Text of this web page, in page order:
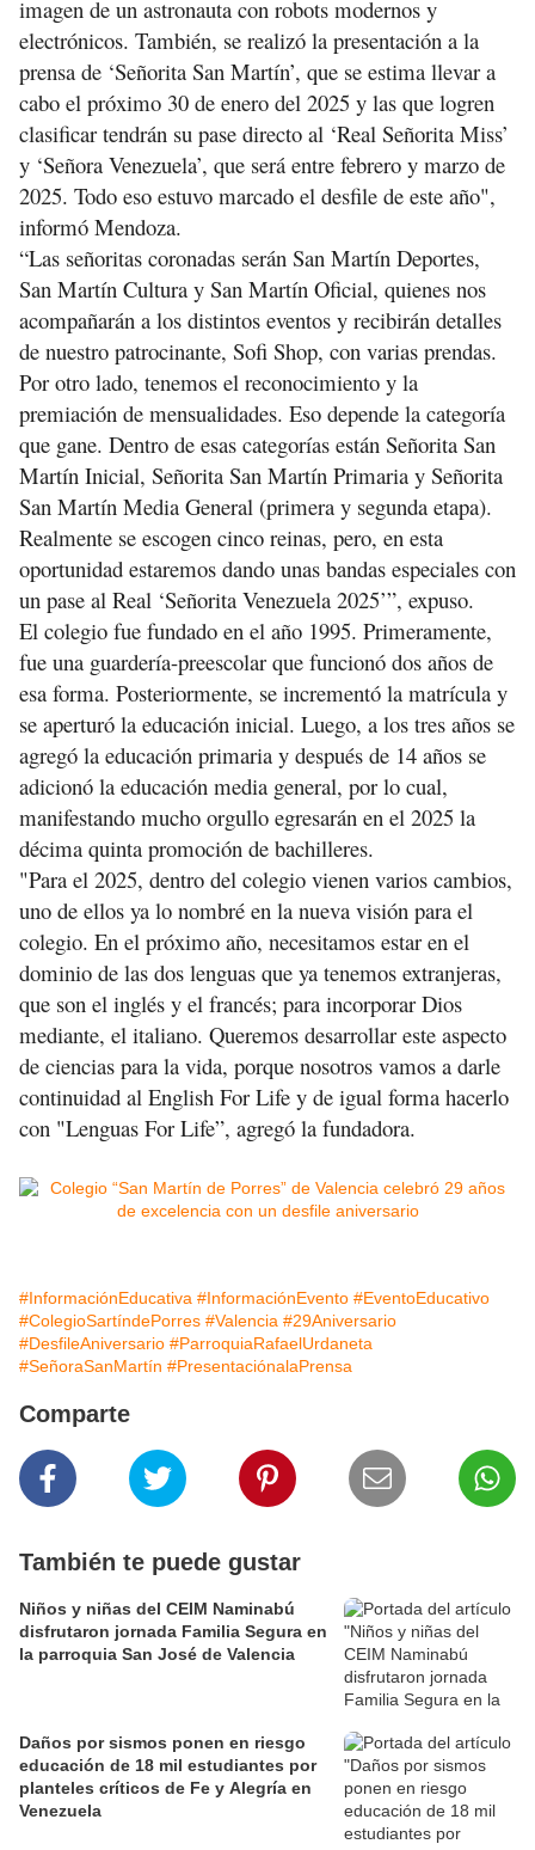
imagen de un astronauta con robots modernos y
electrónicos. También, se realizó la presentación a la
prensa de ‘Señorita San Martín’, que se estima llevar a
cabo el próximo 30 de enero del 2025 y las que logren
clasificar tendrán su pase directo al ‘Real Señorita Miss’
y ‘Señora Venezuela’, que será entre febrero y marzo de
2025. Todo eso estuvo marcado el desfile de este año",
informó Mendoza.
“Las señoritas coronadas serán San Martín Deportes,
San Martín Cultura y San Martín Oficial, quienes nos
acompañarán a los distintos eventos y recibirán detalles
de nuestro patrocinante, Sofi Shop, con varias prendas.
Por otro lado, tenemos el reconocimiento y la
premiación de mensualidades. Eso depende la categoría
que gane. Dentro de esas categorías están Señorita San
Martín Inicial, Señorita San Martín Primaria y Señorita
San Martín Media General (primera y segunda etapa).
Realmente se escogen cinco reinas, pero, en esta
oportunidad estaremos dando unas bandas especiales con
un pase al Real ‘Señorita Venezuela 2025’”, expuso.
El colegio fue fundado en el año 1995. Primeramente,
fue una guardería-preescolar que funcionó dos años de
esa forma. Posteriormente, se incrementó la matrícula y
se aperturó la educación inicial. Luego, a los tres años se
agregó la educación primaria y después de 14 años se
adicionó la educación media general, por lo cual,
manifestando mucho orgullo egresarán en el 2025 la
décima quinta promoción de bachilleres.
"Para el 2025, dentro del colegio vienen varios cambios,
uno de ellos ya lo nombré en la nueva visión para el
colegio. En el próximo año, necesitamos estar en el
dominio de las dos lenguas que ya tenemos extranjeras,
que son el inglés y el francés; para incorporar Dios
mediante, el italiano. Queremos desarrollar este aspecto
de ciencias para la vida, porque nosotros vamos a darle
continuidad al English For Life y de igual forma hacerlo
con "Lenguas For Life”, agregó la fundadora.
#InformaciónEducativa #InformaciónEvento #EventoEducativo
#ColegioSartíndePorres #Valencia #29Aniversario
#DesfileAniversario #ParroquiaRafaelUrdaneta
#SeñoraSanMartín #PresentaciónalaPrensa
Comparte
También te puede gustar
Niños y niñas del CEIM Naminabú
disfrutaron jornada Familia Segura en
la parroquia San José de Valencia
Daños por sismos ponen en riesgo
educación de 18 mil estudiantes por
planteles críticos de Fe y Alegría en
Venezuela